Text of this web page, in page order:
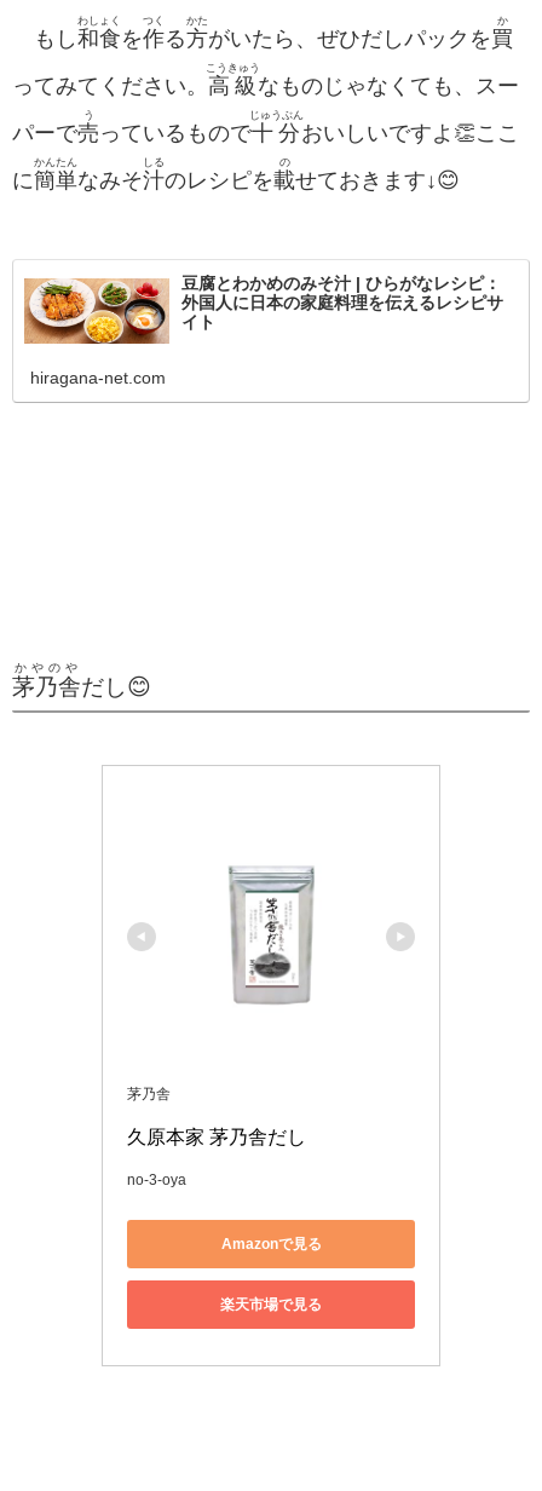
もし和食
わしょく
を作
つく
る方
かた
がいたら、ぜひだしパックを買
か
ってみてください。 高級
こうきゅう
なものじゃなくても、スー
パーで売
う
っているもので十分
じゅうぶん
おいしいですよ👏ここ
に簡単
かんたん
なみそ汁
しる
のレシピを載
の
せておきます↓😊
豆腐とわかめのみそ汁 | ひらがなレシピ：
外国人に日本の家庭料理を伝えるレシピサ
イト
hiragana-net.com
茅乃舎
かやのや
だし😊
茅乃舎
no-3-oya
Amazonで見る
楽天市場で見る